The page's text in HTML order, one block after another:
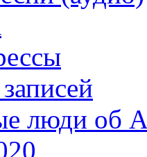
люди об